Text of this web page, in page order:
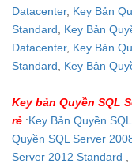
Datacenter, Key Bản
Standard
Key Bản
Datacenter, Key Bản
Standard
Key Bản
Key bản Quyền SQL
rẻ :Key Bản Quyền
Quyền SQL Server
Server 2012 Standard